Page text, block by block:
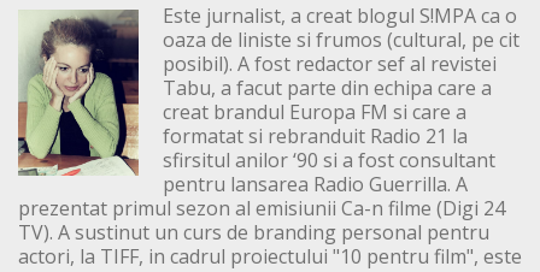
Este jurnalist, a creat blogul S!MPA ca o
oaza de liniste si frumos (cultural, pe cit
posibil). A fost redactor sef al revistei
Tabu, a facut parte din echipa care a
creat brandul Europa FM si care a
formatat si rebranduit Radio 21 la
sfirsitul anilor ‘90 si a fost consultant
pentru lansarea Radio Guerrilla. A
prezentat primul sezon al emisiunii Ca-n filme (Digi 24
TV). A sustinut un curs de branding personal pentru
actori, la TIFF, in cadrul proiectului "10 pentru film", este